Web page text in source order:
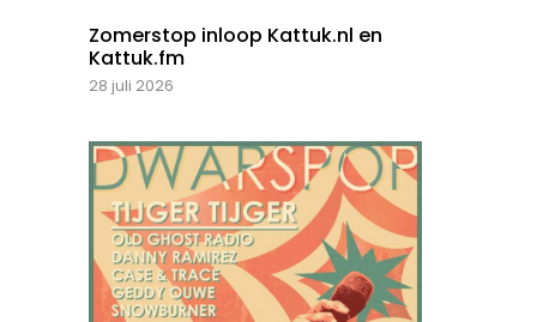
Zomerstop inloop Kattuk.nl en
Kattuk.fm
28 juli 2026